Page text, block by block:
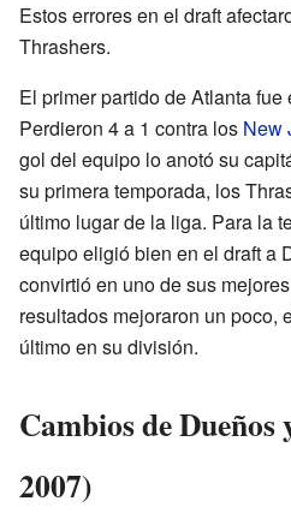
Estos errores en el draft
Thrashers.
El primer partido de Atlanta
Perdieron 4 a 1 contra los New
gol del equipo lo anotó su
su primera temporada, los
último lugar de la liga. Para la
equipo eligió bien en el draft a
convirtió en uno de sus
resultados mejoraron un poco,
último en su división.
Cambios de Dueños
2007)